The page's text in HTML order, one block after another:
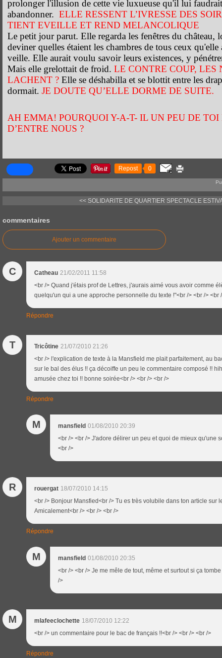
prolonger l'illusion de cette vie luxueuse qu'il lui
abandonner. ELLE RESSENT L’IVRESSE DES
TIENT EVEILLE ET REND MELANCOLIQUE
Le petit jour parut. Elle regarda les fenêtres du château,
deviner quelles étaient les chambres de tous ceux qu'elle
veille. Elle aurait voulu savoir leurs existences, y
Mais elle grelottait de froid. LE CONTRE COUP, LES
LACHENT ? Elle se déshabilla et se blottit entre les
dormait. JE DOUTE QU’ELLE DORME DE SUITE.
AH EMMA! POURQUOI Y-A-T- IL UN PEU DE
D’ENTRE NOUS ?
Repost 0
<< SOLIDARITE DE QUARTIER SPECTACLE
commentaires
Ajouter un commentaire
C Catheau 21/02/2011 11:58
<br /> Quand j'étais prof de Lettres, j'aurais aimé vous avoir comme
quelqu'un qui a une approche personnelle du texte !"<br /> <br /> <br
Répondre
T Tricôtine 21/07/2010 21:26
<br /> l'explication de texte à la Mansfield me plait parfaitement, au
sur le bal des élus !! ça décoiffe un peu le commentaire composé !!
amusée chez toi !! bonne soirée<br /> <br /> <br />
Répondre
M mansfield 01/08/2010 20:39
<br /> <br /> J'adore délirer un peu et quoi de mieux qu'une
<br />
R rouergat 18/07/2010 14:15
<br /> Bonjour Mansfied<br /> Tu es très volubile dans ton article sur
Amicalement<br /> <br /> <br />
Répondre
M mansfield 01/08/2010 20:35
<br /> <br /> Je me mêle de tout, même et surtout si ça
/>
M mlafeeclochette 18/07/2010 12:22
<br /> un commentaire pour le bac de français !!<br /> <br /> <br />
Répondre